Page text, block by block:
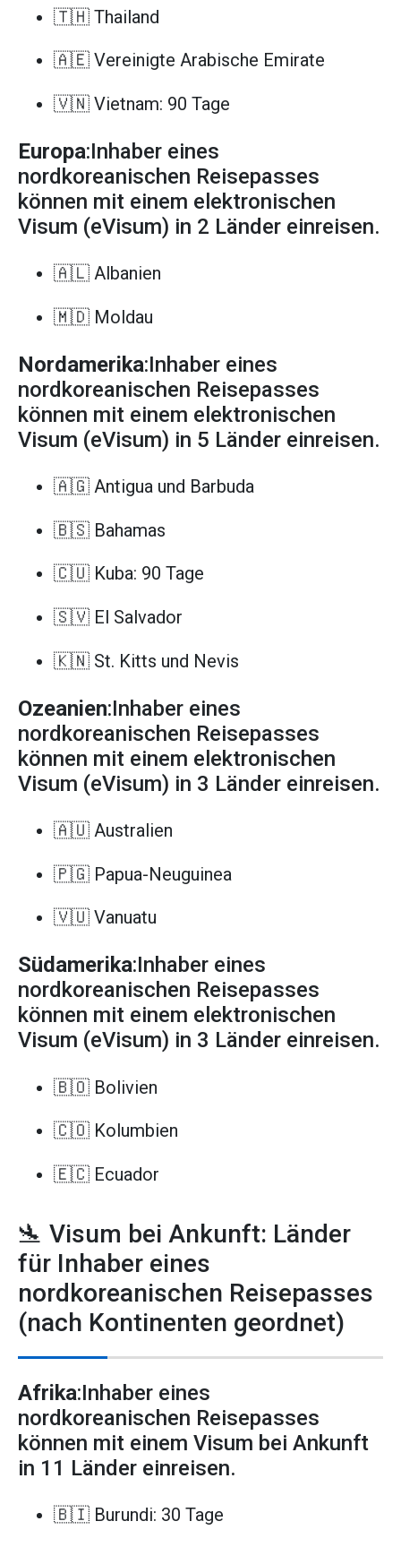
🇹🇭 Thailand
🇦🇪 Vereinigte Arabische Emirate
🇻🇳 Vietnam: 90 Tage
Europa:Inhaber eines
nordkoreanischen Reisepasses
können mit einem elektronischen
Visum (eVisum) in 2 Länder einreisen.
🇦🇱 Albanien
🇲🇩 Moldau
Nordamerika:Inhaber eines
nordkoreanischen Reisepasses
können mit einem elektronischen
Visum (eVisum) in 5 Länder einreisen.
🇦🇬 Antigua und Barbuda
🇧🇸 Bahamas
🇨🇺 Kuba: 90 Tage
🇸🇻 El Salvador
🇰🇳 St. Kitts und Nevis
Ozeanien:Inhaber eines
nordkoreanischen Reisepasses
können mit einem elektronischen
Visum (eVisum) in 3 Länder einreisen.
🇦🇺 Australien
🇵🇬 Papua-Neuguinea
🇻🇺 Vanuatu
Südamerika:Inhaber eines
nordkoreanischen Reisepasses
können mit einem elektronischen
Visum (eVisum) in 3 Länder einreisen.
🇧🇴 Bolivien
🇨🇴 Kolumbien
🇪🇨 Ecuador
🛬 Visum bei Ankunft: Länder
für Inhaber eines
nordkoreanischen Reisepasses
(nach Kontinenten geordnet)
Afrika:Inhaber eines
nordkoreanischen Reisepasses
können mit einem Visum bei Ankunft
in 11 Länder einreisen.
🇧🇮 Burundi: 30 Tage